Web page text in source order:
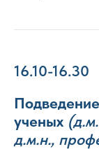
16.10-16.30
ученых
д.м.н.,